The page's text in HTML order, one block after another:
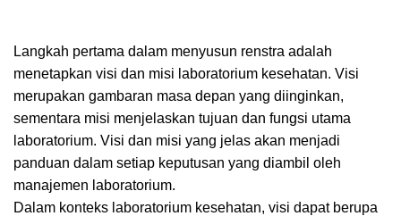
Langkah pertama dalam menyusun renstra adalah
menetapkan visi dan misi laboratorium kesehatan. Visi
merupakan gambaran masa depan yang diinginkan,
sementara misi menjelaskan tujuan dan fungsi utama
laboratorium. Visi dan misi yang jelas akan menjadi
panduan dalam setiap keputusan yang diambil oleh
manajemen laboratorium.
Dalam konteks laboratorium kesehatan, visi dapat berupa